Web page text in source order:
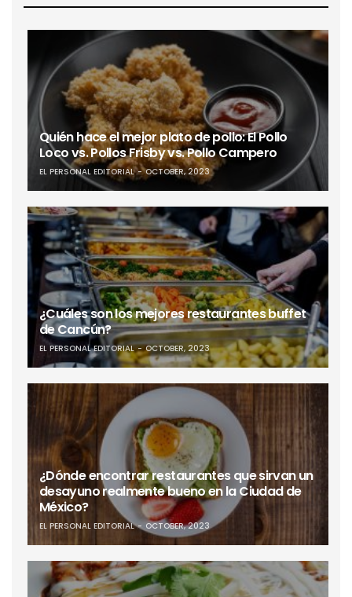
Quién hace el mejor plato de pollo: El Pollo
Loco vs. Pollos Frisby vs. Pollo Campero
EL PERSONAL EDITORIAL OCTOBER, 2023
¿Cuáles son los mejores restaurantes buffet
de Cancún?
EL PERSONAL EDITORIAL OCTOBER, 2023
¿Dónde encontrar restaurantes que sirvan un
desayuno realmente bueno en la Ciudad de
México?
EL PERSONAL EDITORIAL OCTOBER, 2023